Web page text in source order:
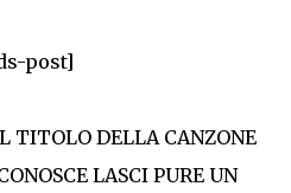
post]
TITOLO DELLA CANZONE
LASCI PURE UN